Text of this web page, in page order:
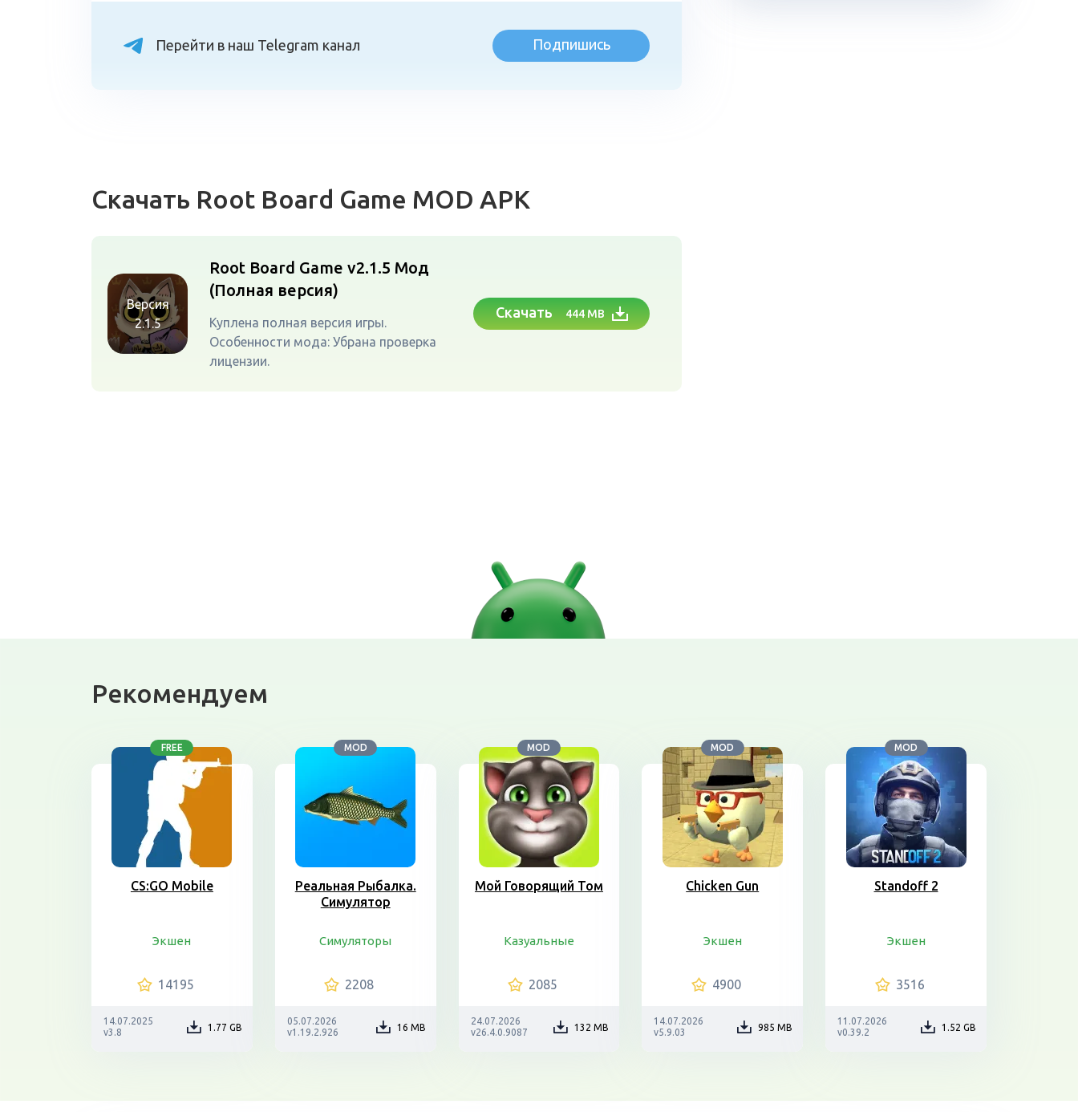
Перейти в наш Telegram канал Подпишись
Скачать Root Board Game MOD APK
Версия
2.1.5
Root Board Game v2.1.5 Мод
(Полная версия)
Куплена полная версия игры.
Особенности мода: Убрана проверка
лицензии.
Скачать 444 MB
Рекомендуем
FREE
CS:GO Mobile
Экшен
14195
14.07.2025
v3.8
1.77 GB
MOD
Реальная Рыбалка.
Симулятор
Симуляторы
2208
05.07.2026
v1.19.2.926
16 MB
MOD
Мой Говорящий Том
Казуальные
2085
24.07.2026
v26.4.0.9087
132 MB
MOD
Chicken Gun
Экшен
4900
14.07.2026
v5.9.03
985 MB
MOD
Standoff 2
Экшен
3516
11.07.2026
v0.39.2
1.52 GB